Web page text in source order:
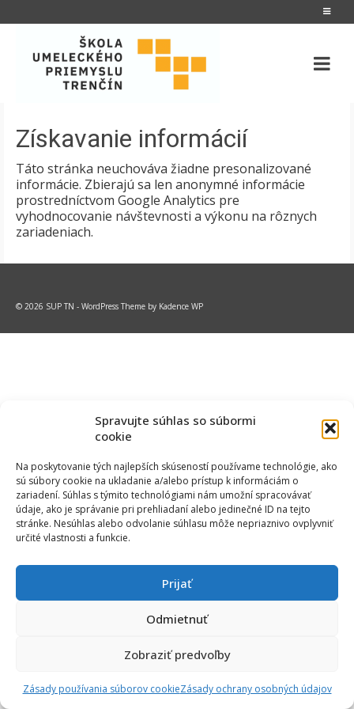
Spravujte súhlas so súbormi
cookie
Na poskytovanie tých najlepších skúseností používame technológie, ako
sú súbory cookie na ukladanie a/alebo prístup k informáciám o
zariadení. Súhlas s týmito technológiami nám umožní spracovávať
údaje, ako je správanie pri prehliadaní alebo jedinečné ID na tejto
stránke. Nesúhlas alebo odvolanie súhlasu môže nepriaznivo ovplyvniť
určité vlastnosti a funkcie.
Prijať
Odmietnuť
Zobraziť predvoľby
Zásady používania súborov cookieZásady ochrany osobných údajov
Získavanie informácií
Táto stránka neuchováva žiadne presonalizované
informácie. Zbierajú sa len anonymné informácie
prostredníctvom Google Analytics pre
vyhodnocovanie návštevnosti a výkonu na rôznych
zariadeniach.
© 2026 SUP TN - WordPress Theme by Kadence WP